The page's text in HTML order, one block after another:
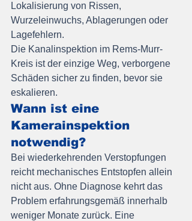
Lokalisierung von Rissen,
Wurzeleinwuchs, Ablagerungen oder
Lagefehlern.
Die Kanalinspektion im Rems-Murr-
Kreis ist der einzige Weg, verborgene
Schäden sicher zu finden, bevor sie
eskalieren.
Wann ist eine
Kamerainspektion
notwendig?
Bei wiederkehrenden Verstopfungen
reicht mechanisches Entstopfen allein
nicht aus. Ohne Diagnose kehrt das
Problem erfahrungsgemäß innerhalb
weniger Monate zurück. Eine